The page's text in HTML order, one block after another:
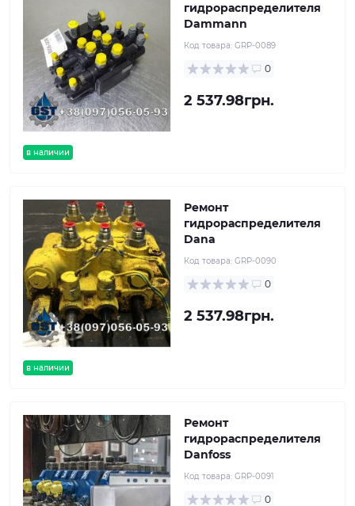
в наличии
гидрораспределителя
Dammann
Код товара: GRP-0089
0
2 537.98грн.
в наличии
Ремонт
гидрораспределителя
Dana
Код товара: GRP-0090
0
2 537.98грн.
Ремонт
гидрораспределителя
Danfoss
Код товара: GRP-0091
0